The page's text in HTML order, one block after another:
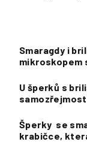
Smaragdy i
mikroskopem
U šperků s
Šperky se
krabičce,